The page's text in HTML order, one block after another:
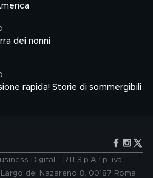
dei nonni
rapida! Storie di sommergibili
Digital - RTI S.p.A.: p. iva
del Nazareno 8, 00187 Roma.